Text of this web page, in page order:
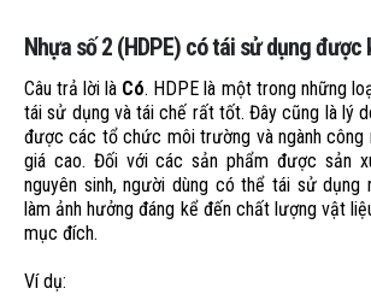
Nhựa số 2 (HDPE) có tái sử dụng được
Câu trả lời là Có. HDPE là một trong những
tái sử dụng và tái chế rất tốt. Đây cũng là lý
được các tổ chức môi trường và ngành công
giá cao. Đối với các sản phẩm được sản
nguyên sinh, người dùng có thể tái sử dụng
làm ảnh hưởng đáng kể đến chất lượng vật
mục đích.
Ví dụ: